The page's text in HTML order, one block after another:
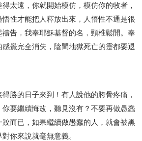
太遠，你就開始模仿，模仿你的牧者，
性才能把人釋放出來，人悟性不通是很
告，我奉耶穌基督的名，頸椎鬆開。奉
覺完全消失，陰間地獄死亡的靈都要退
勝的日子來到！有人說他的胯骨疼痛，
要繼續悔改，聽見沒有？不要再做愚蠢
而已，如果繼續做愚蠢的人，就會被黑
你來說就毫無意義。